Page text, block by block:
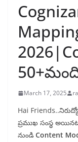
March 17, 2025
Hai
ప్రముఖ సంస్థ
నుండి Content